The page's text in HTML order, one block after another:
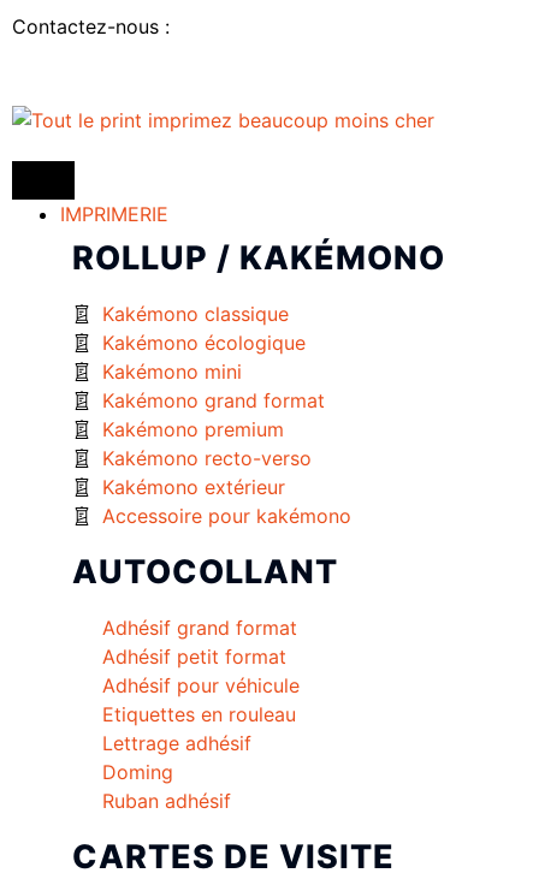
Contactez-nous :
IMPRIMERIE
ROLLUP / KAKÉMONO
Kakémono classique
Kakémono écologique
Kakémono mini
Kakémono grand format
Kakémono premium
Kakémono recto-verso
Kakémono extérieur
Accessoire pour kakémono
AUTOCOLLANT
Adhésif grand format
Adhésif petit format
Adhésif pour véhicule
Etiquettes en rouleau
Lettrage adhésif
Doming
Ruban adhésif
CARTES DE VISITE